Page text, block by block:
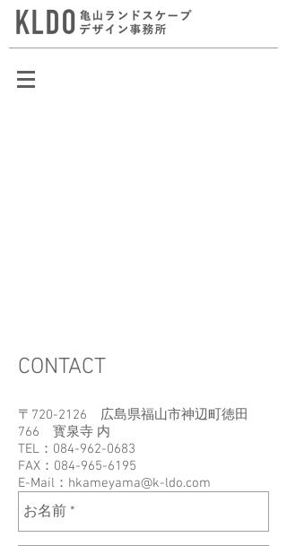
CONTACT
〒720-2126 広島県福山市神辺町徳田
766 寳泉寺 内
TEL：084-962-0683
FAX：084-965-6195
E-Mail： hkameyama@k-ldo.com